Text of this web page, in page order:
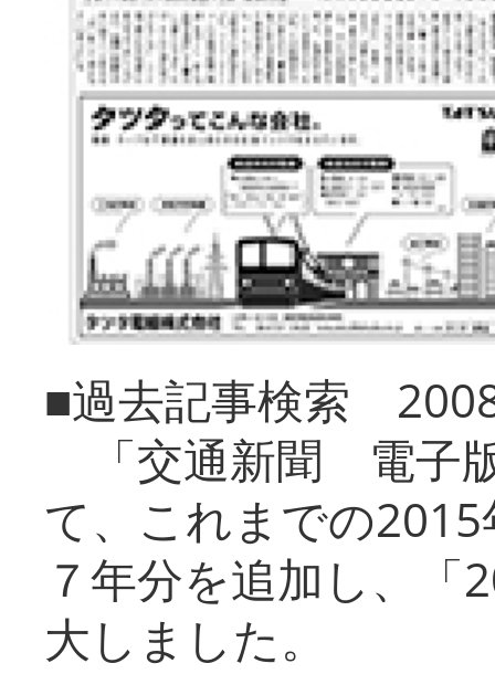
■過去記事検索
「交通新聞 電子
て、これまでの
７年分を追加し、「
大しまし